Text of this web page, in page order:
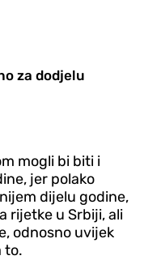
za dodjelu
mogli bi biti i
jer polako
dijelu godine,
rijetke u Srbiji, ali
odnosno uvijek
to.